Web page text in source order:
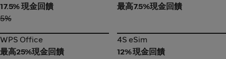
17.5% 現金回饋
5%
最高7.5%現金回饋
WPS Office
WPS Office
最高25%現金回饋
4S eSim
4S eSim
12% 現金回饋